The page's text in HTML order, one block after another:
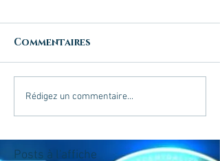
Commentaires
Rédigez un commentaire...
Posts à l'affiche